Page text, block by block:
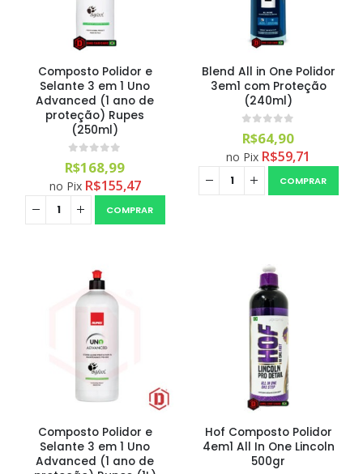
Composto Polidor e
Selante 3 em 1 Uno
Advanced (1 ano de
proteção) Rupes
(250ml)
R$168,99
no Pix R$155,47
COMPRAR
Blend All in One Polidor
3em1 com Proteção
(240ml)
R$64,90
no Pix R$59,71
COMPRAR
Composto Polidor e
Selante 3 em 1 Uno
Advanced (1 ano de
Hof Composto Polidor
4em1 All In One Lincoln
500gr
0out of 5
R$1.399,90
0out of 5
R$15,00